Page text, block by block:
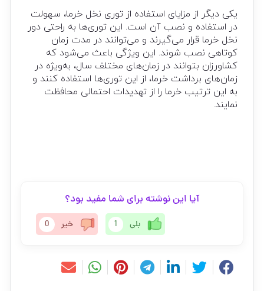
یکی دیگر از مزایای استفاده از توری نخل خرما، سهولت
در استفاده و نصب آن است. این توری‌ها به راحتی دور
نخل خرما قرار می‌گیرند و می‌توانند در مدت زمان
کوتاهی نصب شوند. این ویژگی باعث می‌شود که
کشاورزان بتوانند در زمان‌های مختلف سال، به‌ویژه در
زمان‌های برداشت خرما، از این توری‌ها استفاده کنند و
به این ترتیب خرما را از تهدیدات احتمالی محافظت
نمایند.
آیا این نوشته برای شما مفید بود؟
بلی 1 خیر 0